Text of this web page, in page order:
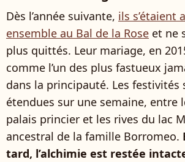
Dès l’année suivante, ils s’étaient
ensemble au Bal de la Rose et ne
plus quittés. Leur mariage, en
comme l’un des plus fastueux
dans la principauté. Les festivités
étendues sur une semaine, entre
palais princier et les rives du lac
ancestral de la famille Borromeo.
tard, l’alchimie est restée